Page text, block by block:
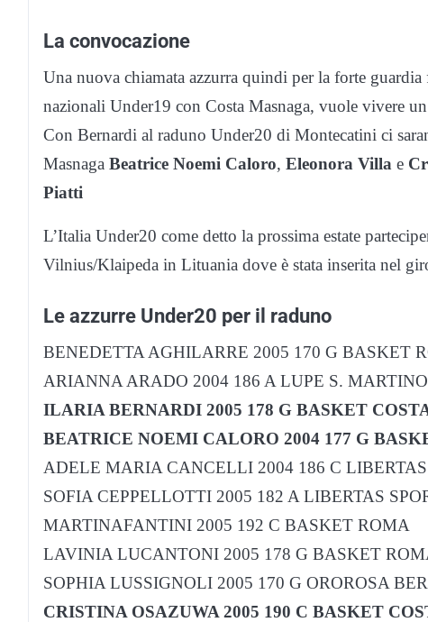
La convocazione
Una nuova chiamata azzurra quindi per la forte
nazionali Under19 con Costa Masnaga, vuole vivere
Con Bernardi al raduno Under20 di Montecatini ci
Masnaga Beatrice Noemi Caloro, Eleonora Villa e
Piatti
L’Italia Under20 come detto la prossima estate
Vilnius/Klaipeda in Lituania dove è stata inserita nel
Le azzurre Under20 per il raduno
BENEDETTA AGHILARRE 2005 170 G BASKET
ARIANNA ARADO 2004 186 A LUPE S. MARTINO
ILARIA BERNARDI 2005 178 G BASKET
BEATRICE NOEMI CALORO 2004 177 G
ADELE MARIA CANCELLI 2004 186 C
SOFIA CEPPELLOTTI 2005 182 A LIBERTAS
MARTINAFANTINI 2005 192 C BASKET ROMA
LAVINIA LUCANTONI 2005 178 G BASKET
SOPHIA LUSSIGNOLI 2005 170 G OROROSA
CRISTINA OSAZUWA 2005 190 C BASKET